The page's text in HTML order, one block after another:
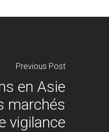
Previous Post
en Asie
marchés
vigilance